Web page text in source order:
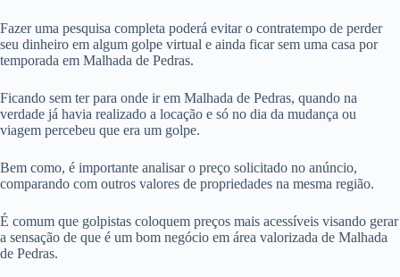
Fazer uma pesquisa completa poderá evitar o contratempo de perder
seu dinheiro em algum golpe virtual e ainda ficar sem uma casa por
temporada em Malhada de Pedras.
Ficando sem ter para onde ir em Malhada de Pedras, quando na
verdade já havia realizado a locação e só no dia da mudança ou
viagem percebeu que era um golpe.
Bem como, é importante analisar o preço solicitado no anúncio,
comparando com outros valores de propriedades na mesma região.
É comum que golpistas coloquem preços mais acessíveis visando gerar
a sensação de que é um bom negócio em área valorizada de Malhada
de Pedras.